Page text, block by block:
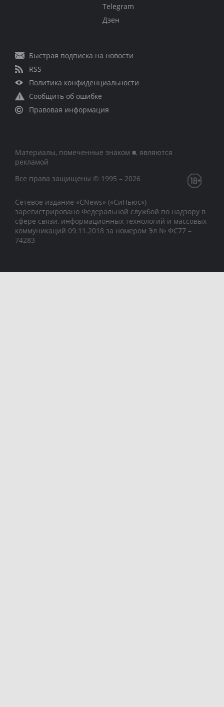
Telegram
Дзен
Быстрая подписка на новости
RSS
Политика конфиденциальности
Сообщить об ошибке
Правовая информация
Материалы, помеченные знаком ■, являются
рекламой
Все права защищены © 1995 – 2026
Сетевое издание «CNews» («СиНьюс»)
зарегистрировано Федеральной службой по надзору в
сфере связи, информационных технологий и массовых
коммуникаций 09.11.2018 за номером Эл № ФС77 –
74283